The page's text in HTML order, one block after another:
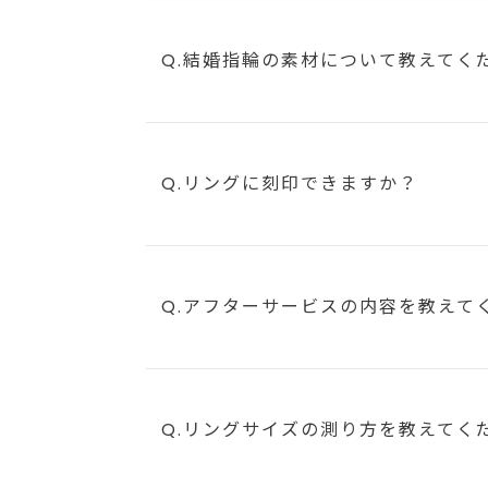
Q.結婚指輪の素材について教えてく
Q.リングに刻印できますか？
Q.アフターサービスの内容を教えて
Q.リングサイズの測り方を教えてく